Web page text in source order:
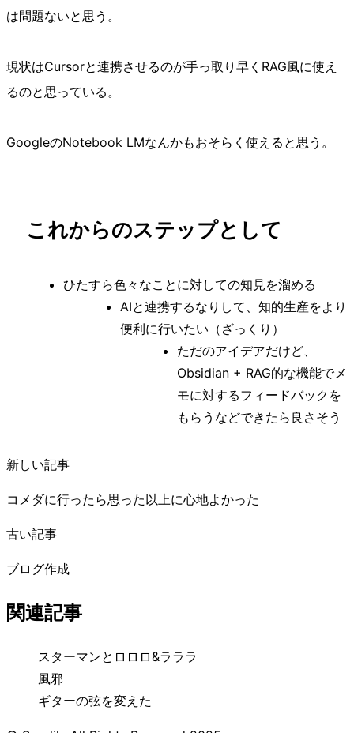
は問題ないと思う。
現状はCursorと連携させるのが手っ取り早くRAG風に使え
るのと思っている。
GoogleのNotebook LMなんかもおそらく使えると思う。
これからのステップとして
ひたすら色々なことに対しての知見を溜める
AIと連携するなりして、知的生産をより
便利に行いたい（ざっくり）
ただのアイデアだけど、
Obsidian + RAG的な機能でメ
モに対するフィードバックを
もらうなどできたら良さそう
新しい記事
コメダに行ったら思った以上に心地よかった
古い記事
ブログ作成
関連記事
スターマンとロロロ&ラララ
風邪
ギターの弦を変えた